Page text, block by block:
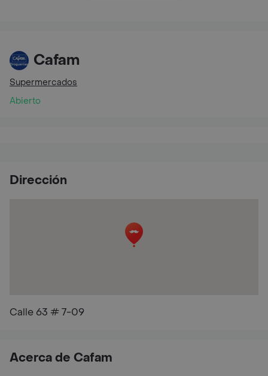
Cafam
Supermercados
Abierto
Dirección
Calle 63 # 7-09
Acerca de Cafam